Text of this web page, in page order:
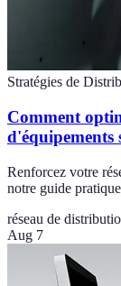
Stratégies de
Comment
d'équipements
Renforcez votre
notre guide
réseau de
Aug 7